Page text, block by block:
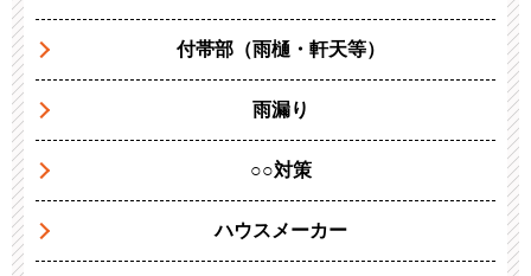
付帯部（雨樋・軒天等）
雨漏り
○○対策
ハウスメーカー